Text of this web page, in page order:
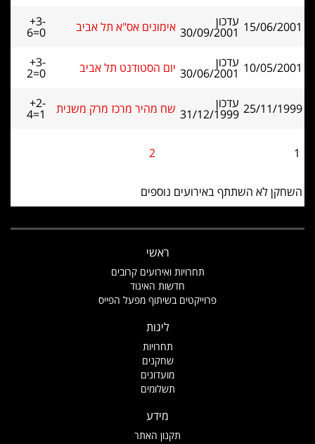
15/06/2001 עדכון
30/09/2001 אימונים אס"א תל אביב +3-
6=0
10/05/2001 עדכון
30/06/2001 יום הסטודנט תל אביב +3-
2=0
25/11/1999 עדכון
31/12/1999 שח מהיר מרכז מרק משנית +2-
4=1
1
2
השחקן לא השתתף באירועים נוספים
ראשי
תחרויות ואירועים קרובים
חדשות האיגוד
פרוייקטים בשיתוף מפעל הפייס
ליגות
תחרויות
שחקנים
מועדונים
תשלומים
מידע
תקנון האתר